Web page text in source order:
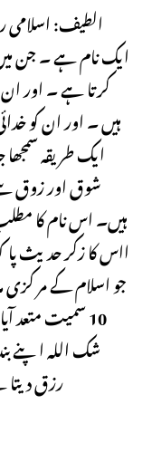
ایک نام ہے ۔ جن
کرتا ہے ۔ اور ان
ہیں ۔ اور ان کو
ایک طریقہ
شوق اور زوق
ہیں۔ اس نام کا
ااس کا زکر حدیث
جو اسلام کے مر
10 سمیت
شک اللہ اپنے
رزق